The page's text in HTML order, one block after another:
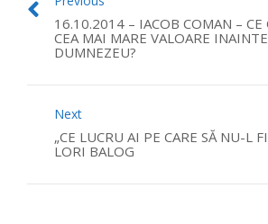
16.10.2014 – IACOB COMAN – CE
CEA MAI MARE VALOARE
DUMNEZEU?
Next
„CE LUCRU AI PE CARE SĂ NU-L
LORI BALOG